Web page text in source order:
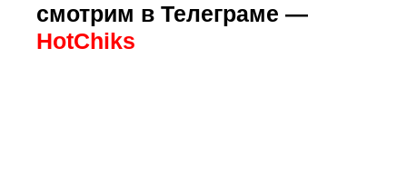
смотрим в Телеграме —
HotChiks